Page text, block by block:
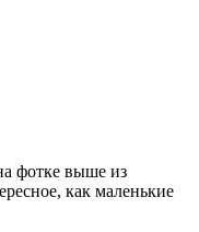
фотке выше из
как маленькие